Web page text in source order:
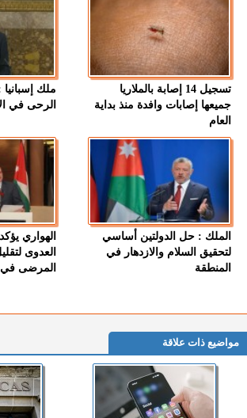
تسجيل 14 إصابة بالملاريا
جميعها إصابات وافدة منذ بداية
العام
ملك
الرحى في
الملك : حل الدولتين أساسي
لتحقيق السلام والازدهار في
المنطقة
الهواري
العدوى
المرضى
مواضيع ذات علاقة